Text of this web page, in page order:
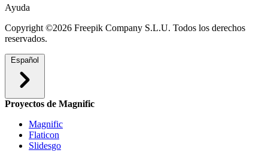
Ayuda
Copyright ©2026 Freepik Company S.L.U. Todos los derechos
reservados.
Español
Proyectos de Magnific
Magnific
Flaticon
Slidesgo